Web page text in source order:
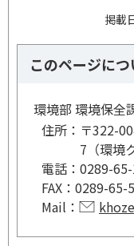
掲載
このページに
環境部 環境保全
住所： 〒322-
7（環境
電話： 0289-
FAX： 0289-65-
Mail：